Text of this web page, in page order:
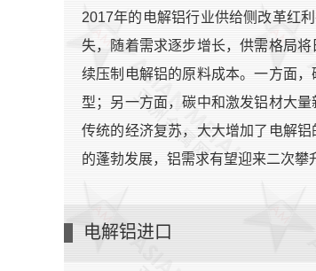
2017年的电解铝行业供给侧改革红
失，随着需求逐步增长，供需格局
续压制电解铝的原料成本。一方面
型；另一方面，碳中和激发铝材大
传统的经济复苏，大大增加了电解
的蓬勃发展，铝需求有望迎来二次攀
电解铝进口